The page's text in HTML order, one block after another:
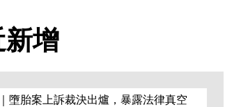
增
墮胎案上訴裁決出爐，暴露法律真空